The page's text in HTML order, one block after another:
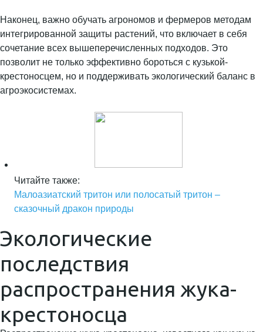
Наконец, важно обучать агрономов и фермеров методам
интегрированной защиты растений, что включает в себя
сочетание всех вышеперечисленных подходов. Это
позволит не только эффективно бороться с кузькой-
крестоносцем, но и поддерживать экологический баланс в
агроэкосистемах.
Читайте также:
Малоазиатский тритон или полосатый тритон –
сказочный дракон природы
Экологические
последствия
распространения жука-
крестоносца